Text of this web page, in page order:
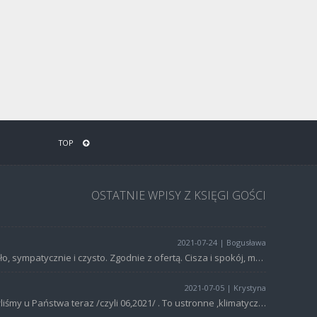
TOP
OSTATNIE WPISY Z KSIĘGI GOŚCI
2021-07-24 | Bogusława
Miło, sympatycznie i czysto. Zgodnie z ofertą. Cisza i spokój, można wypocząć. Chciałabym jeszcze wrócić tam za rok ????????????
2021-07-05 | Krystyna
Byliśmy u Państwa teraz /czyli 06,2021/ . To ustronne ,klimatyczne miejsce .Czyściutkie przestronne pokoje. Gospodarze dbają o gości. Polecam to miejsce . Serdecznie pozdrawiam . Krystyna i Andrzej